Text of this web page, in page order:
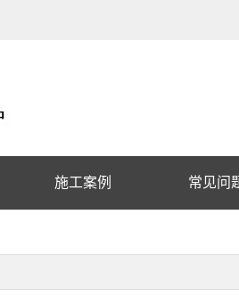
施工案例 常见问